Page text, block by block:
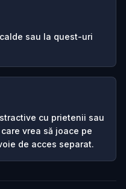
sau la quest-uri
cu prietenii sau
vrea să joace pe
de acces separat.